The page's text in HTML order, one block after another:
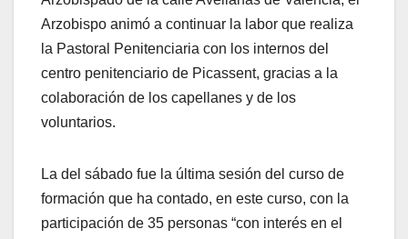
Arzobispo animó a continuar la labor que realiza
la Pastoral Penitenciaria con los internos del
centro penitenciario de Picassent, gracias a la
colaboración de los capellanes y de los
voluntarios.
La del sábado fue la última sesión del curso de
formación que ha contado, en este curso, con la
participación de 35 personas “con interés en el